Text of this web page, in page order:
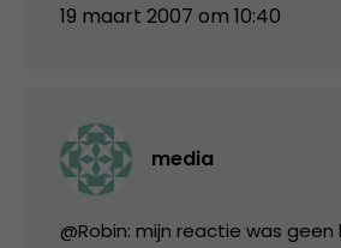
19 maart 2007 om 10:40
media
@Robin: mijn reactie was geen